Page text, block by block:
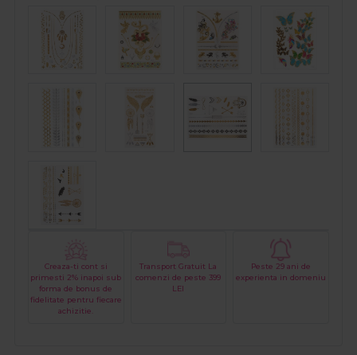
Creaza-ti cont si
primesti 2% inapoi sub
forma de bonus de
fidelitate pentru fiecare
achizitie.
Transport Gratuit La
comenzi de peste 399
LEI
Peste 29 ani de
experienta in domeniu